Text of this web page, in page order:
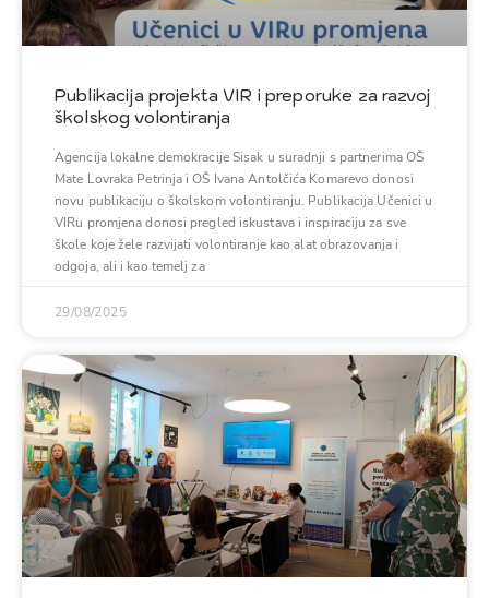
Publikacija projekta VIR i preporuke za razvoj
školskog volontiranja
Agencija lokalne demokracije Sisak u suradnji s partnerima OŠ
Mate Lovraka Petrinja i OŠ Ivana Antolčića Komarevo donosi
novu publikaciju o školskom volontiranju. Publikacija Učenici u
VIRu promjena donosi pregled iskustava i inspiraciju za sve
škole koje žele razvijati volontiranje kao alat obrazovanja i
odgoja, ali i kao temelj za
29/08/2025